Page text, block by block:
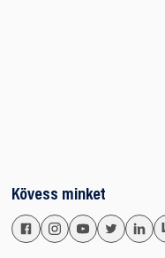
Kövess minket